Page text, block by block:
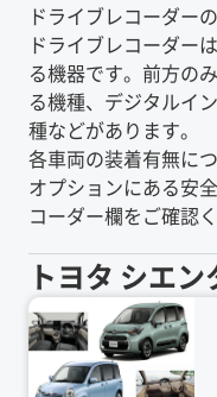
ドライブレコーダー
ドライブレコーダー
る機器です。前方の
る機種、デジタルイ
種などがあります。
各車両の装着有無に
オプションにある安
コーダー欄をご確認く
トヨタ シエン